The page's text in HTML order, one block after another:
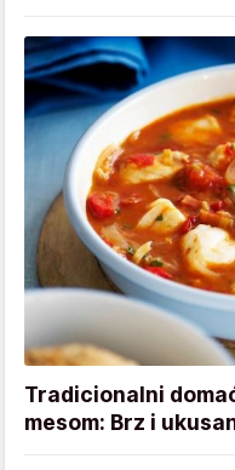
Tradicionalni
mesom: Brz i